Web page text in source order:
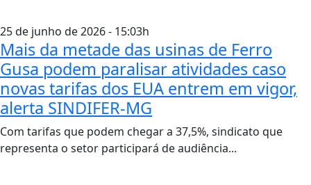
25 de junho de 2026 - 15:03h
Mais da metade das usinas de Ferro
Gusa podem paralisar atividades caso
novas tarifas dos EUA entrem em vigor,
alerta SINDIFER-MG
Com tarifas que podem chegar a 37,5%, sindicato que
representa o setor participará de audiência...